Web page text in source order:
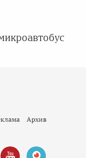
Архив